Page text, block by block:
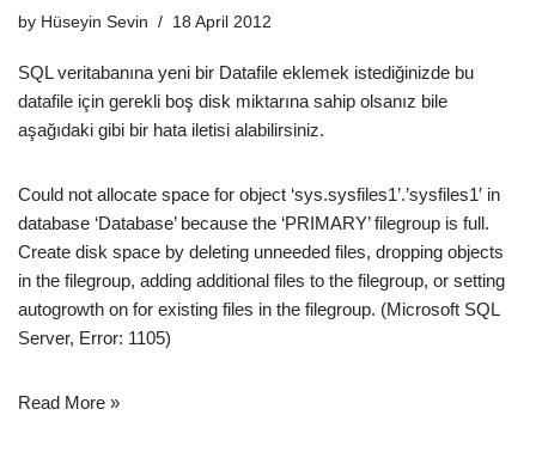
by Hüseyin Sevin 18 April 2012
SQL veritabanına yeni bir Datafile eklemek istediğinizde bu
datafile için gerekli boş disk miktarına sahip olsanız bile
aşağıdaki gibi bir hata iletisi alabilirsiniz.
Could not allocate space for object ‘sys.sysfiles1’.’sysfiles1′ in
database ‘Database’ because the ‘PRIMARY’ filegroup is full.
Create disk space by deleting unneeded files, dropping objects
in the filegroup, adding additional files to the filegroup, or setting
autogrowth on for existing files in the filegroup. (Microsoft SQL
Server, Error: 1105)
Read More »